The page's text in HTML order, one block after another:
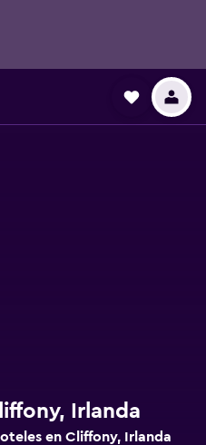
Irlanda
en Cliffony, Irlanda